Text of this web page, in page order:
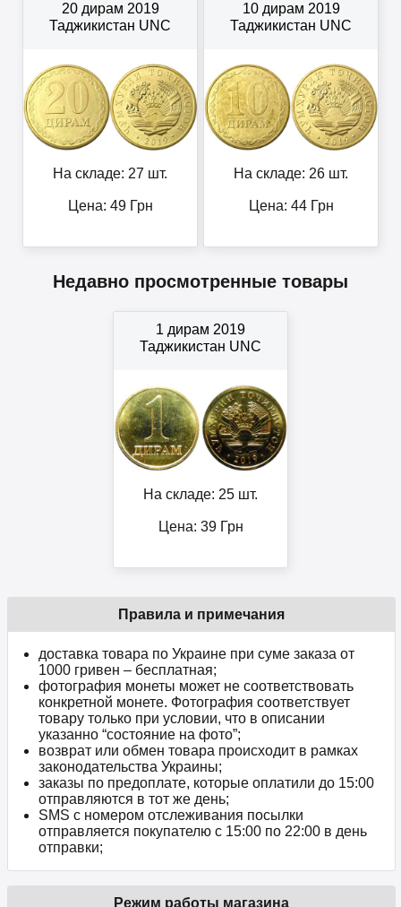
20 дирам 2019
Таджикистан UNC
На складе: 27 шт.
Цена: 49Грн
10 дирам 2019
Таджикистан UNC
На складе: 26 шт.
Цена: 44Грн
Недавно просмотренные товары
1 дирам 2019
Таджикистан UNC
На складе: 25 шт.
Цена: 39Грн
Правила и примечания
доставка товара по Украине при суме заказа от
1000 гривен – бесплатная;
фотография монеты может не соответствовать
конкретной монете. Фотография соответствует
товару только при условии, что в описании
указанно “состояние на фото”;
возврат или обмен товара происходит в рамках
законодательства Украины;
заказы по предоплате, которые оплатили до 15:00
отправляются в тот же день;
SMS с номером отслеживания посылки
отправляется покупателю с 15:00 по 22:00 в день
отправки;
Режим работы магазина